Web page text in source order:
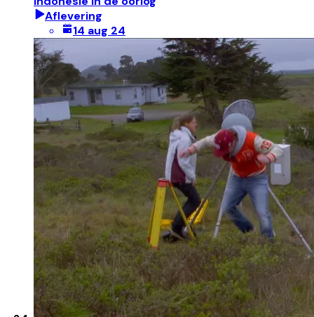
Aflevering
14 aug 24